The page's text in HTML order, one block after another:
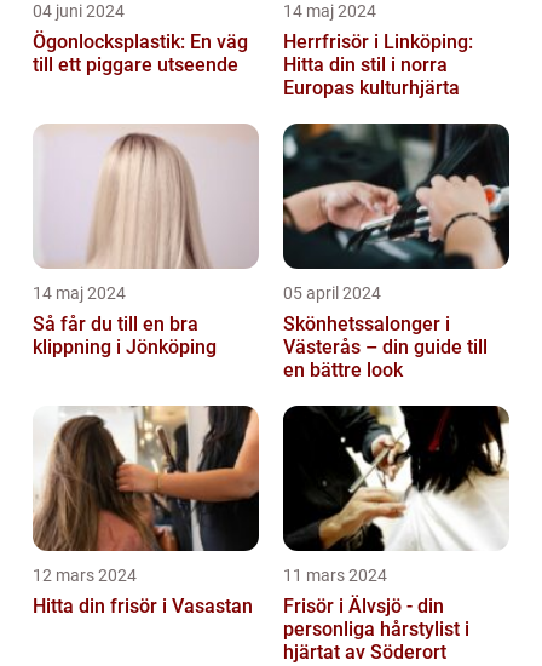
04 juni 2024
Ögonlocksplastik: En väg
till ett piggare utseende
14 maj 2024
Herrfrisör i Linköping:
Hitta din stil i norra
Europas kulturhjärta
14 maj 2024
Så får du till en bra
klippning i Jönköping
05 april 2024
Skönhetssalonger i
Västerås – din guide till
en bättre look
12 mars 2024
Hitta din frisör i Vasastan
11 mars 2024
Frisör i Älvsjö - din
personliga hårstylist i
hjärtat av Söderort